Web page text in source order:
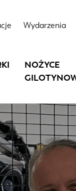
Wydarzenia
NOŻYCE